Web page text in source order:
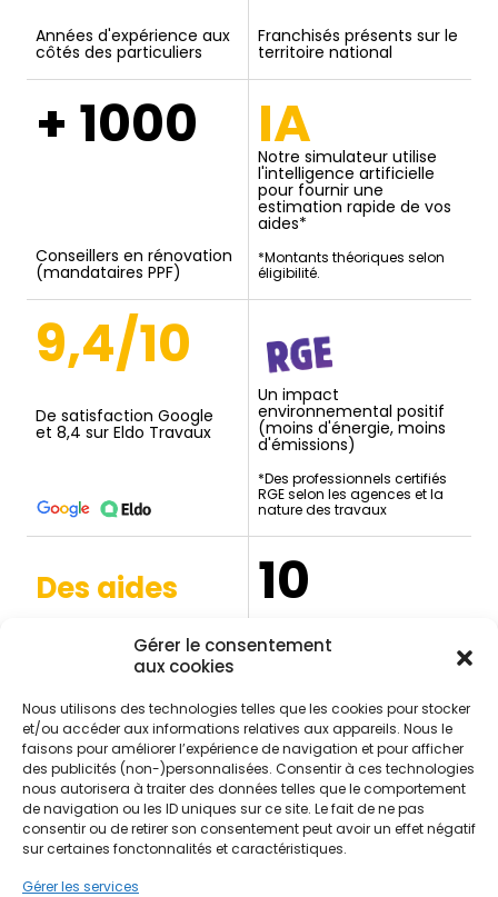
Gérer le consentement
aux cookies
Nous utilisons des technologies telles que les cookies pour stocker
et/ou accéder aux informations relatives aux appareils. Nous le
faisons pour améliorer l’expérience de navigation et pour afficher
des publicités (non-)personnalisées. Consentir à ces technologies
nous autorisera à traiter des données telles que le comportement
de navigation ou les ID uniques sur ce site. Le fait de ne pas
consentir ou de retirer son consentement peut avoir un effet négatif
sur certaines fonctonnalités et caractéristiques.
Gérer les services
Années d'expérience aux
côtés des particuliers
Franchisés présents sur le
territoire national
+ 1000
Conseillers en rénovation
(mandataires PPF)
IA
Notre simulateur utilise
l'intelligence artificielle
pour fournir une
estimation rapide de vos
aides*
*Montants théoriques selon
éligibilité.
9,4/10
De satisfaction Google
et 8,4 sur Eldo Travaux
Un impact
environnemental positif
(moins d'énergie, moins
d'émissions)
*Des professionnels certifiés
RGE selon les agences et la
nature des travaux
Des aides
financières
Possibles pour votre
*Selon éligibilité et conditions
en vigueur.
10
décennale*
*Selon la nature des
prestations réalisées et les
conditions du contrat.
Contactez-nous